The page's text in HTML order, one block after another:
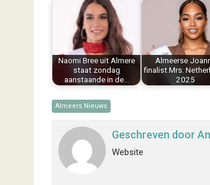
o
k
e
r
e
s
t
n
p
n
Naomi Bree uit Almere
staat zondag
aanstaande in de…
Almeerse
finalist Mrs.
2025
Almeers Nieuws
Geschreven door
Website